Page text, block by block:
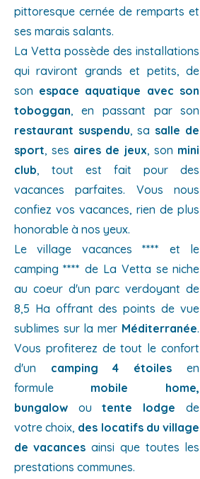
pittoresque cernée de remparts et
ses marais salants.
La Vetta possède des installations
qui raviront grands et petits, de
son espace aquatique avec son
toboggan, en passant par son
restaurant suspendu, sa salle de
sport, ses aires de jeux, son mini
club, tout est fait pour des
vacances parfaites. Vous nous
confiez vos vacances, rien de plus
honorable à nos yeux.
Le village vacances**** et le
camping**** de La Vetta se niche
au coeur d'un parc verdoyant de
8,5 Ha offrant des points de vue
sublimes sur la mer Méditerranée.
Vous profiterez de tout le confort
d'un camping 4 étoiles en
formulemobile home,
bungalowoutente lodge de
votre choix, des locatifs du village
de vacances ainsi que toutes les
prestations communes.